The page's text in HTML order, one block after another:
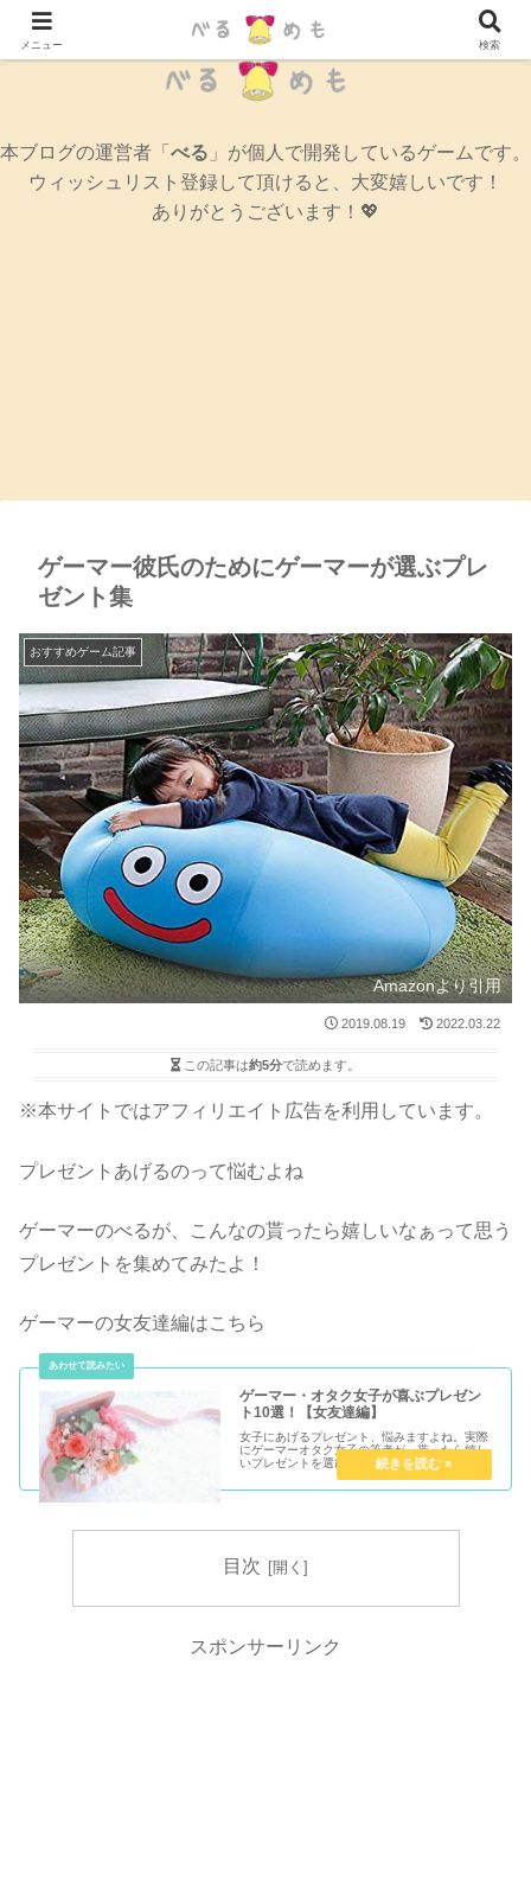
辛口女性ゲームブログ
本ブログの運営者「 べる 」が個人で開発しているゲームです。
ウィッシュリスト登録して頂けると、大変嬉しいです！
ありがとうございます！💖
ゲーマー彼氏のためにゲーマーが選ぶプレ
ゼント集
おすすめゲーム記事
Amazonより引用
2019.08.19 2022.03.22
この記事は約5分で読めます。
※本サイトではアフィリエイト広告を利用しています。
プレゼントあげるのって悩むよね
ゲーマーのべるが、こんなの貰ったら嬉しいなぁって思う
プレゼントを集めてみたよ！
ゲーマーの女友達編はこちら
ゲーマー・オタク女子が喜ぶプレゼン
ト10選！【女友達編】
女子にあげるプレゼント、悩みますよね。実際
にゲーマーオタク女子の筆者が、貰ったら嬉し
いプレゼントを選びました。プレゼントに悩ん
目次
スポンサーリンク
メニュー 検索